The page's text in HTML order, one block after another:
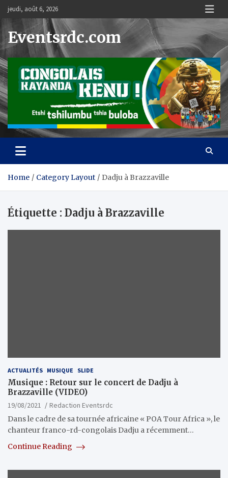
Skip
content
jeudi, août 6, 2026
Eventsrdc.com
Home Category Layout Dadju à Brazzaville
Étiquette : Dadju à Brazzaville
ACTUALITÉS MUSIQUE SLIDE
Musique : Retour sur le concert de Dadju à
Brazzaville (VIDEO)
19/08/2021
Redaction Eventsrdc
Dans le cadre de sa tournée africaine « POA Tour Africa », le
chanteur franco-rd-congolais Dadju a récemment…
Continue Reading